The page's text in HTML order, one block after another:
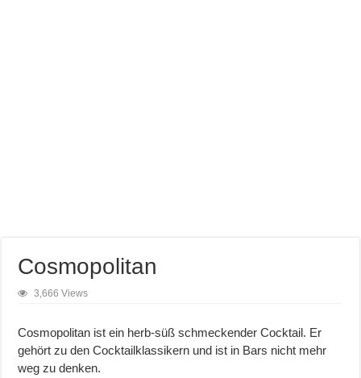
Cosmopolitan
3,666 Views
Cosmopolitan ist ein herb-süß schmeckender Cocktail. Er
gehört zu den Cocktailklassikern und ist in Bars nicht mehr
weg zu denken.